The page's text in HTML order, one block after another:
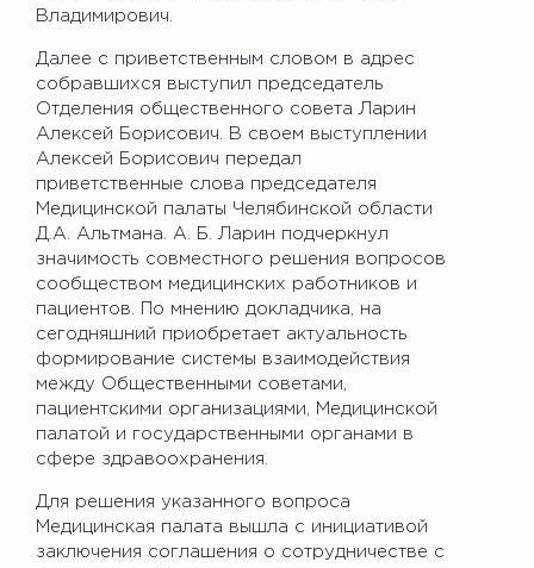
Владимирович.
Далее с приветственным словом в адрес
собравшихся выступил председатель
Отделения общественного совета Ларин
Алексей Борисович. В своем выступлении
Алексей Борисович передал
приветственные слова председателя
Медицинской палаты Челябинской области
Д.А. Альтмана. А. Б. Ларин подчеркнул
значимость совместного решения вопросов
сообществом медицинских работников и
пациентов. По мнению докладчика, на
сегодняшний приобретает актуальность
формирование системы взаимодействия
между Общественными советами,
пациентскими организациями, Медицинской
палатой и государственными органами в
сфере здравоохранения.
Для решения указанного вопроса
Медицинская палата вышла с инициативой
заключения соглашения о сотрудничестве с